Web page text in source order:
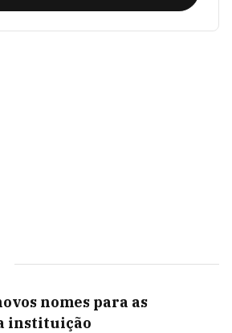
nomes para as
instituição